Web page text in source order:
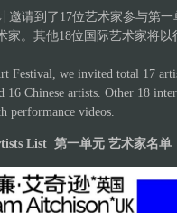
邀请到了17位艺术家参与第
家。其他18位国际艺术家将
Festival, we invited total 17
16 Chinese artists. Other 18
performance videos.
List 第一单元 艺术家名单